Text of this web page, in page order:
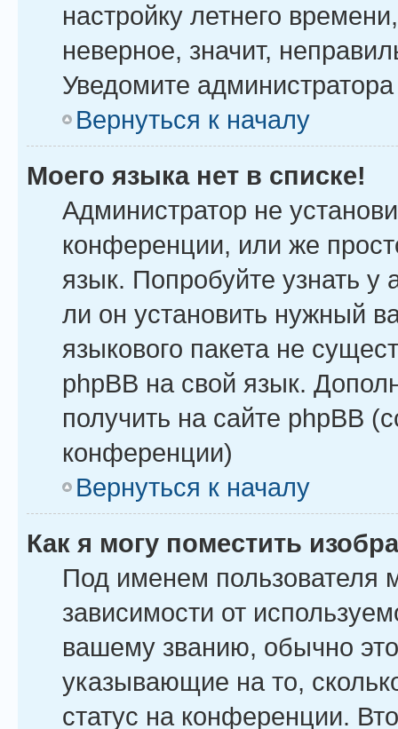
настройку летнего
неверное, значит,
Уведомите
Вернуться к началу
Моего языка нет в списке!
Администратор не
конференции, или же
язык. Попробуйте узнать
ли он установить нужный
языкового пакета не
phpBB на свой язык.
получить на сайте phpBB
конференции)
Вернуться к началу
Как я могу поместить
Под именем пользователя
зависимости от
вашему званию, обычно это
указывающие на то,
статус на конференции.